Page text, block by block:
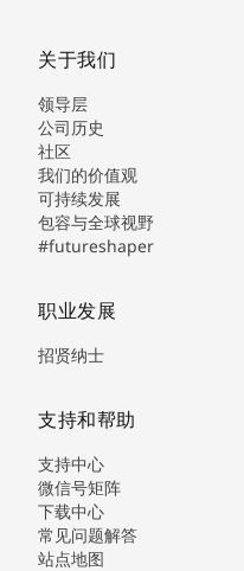
关于我们
领导层
公司历史
社区
我们的价值观
可持续发展
包容与全球视野
#futureshaper
职业发展
招贤纳士
支持和帮助
支持中心
微信号矩阵
下载中心
常见问题解答
站点地图